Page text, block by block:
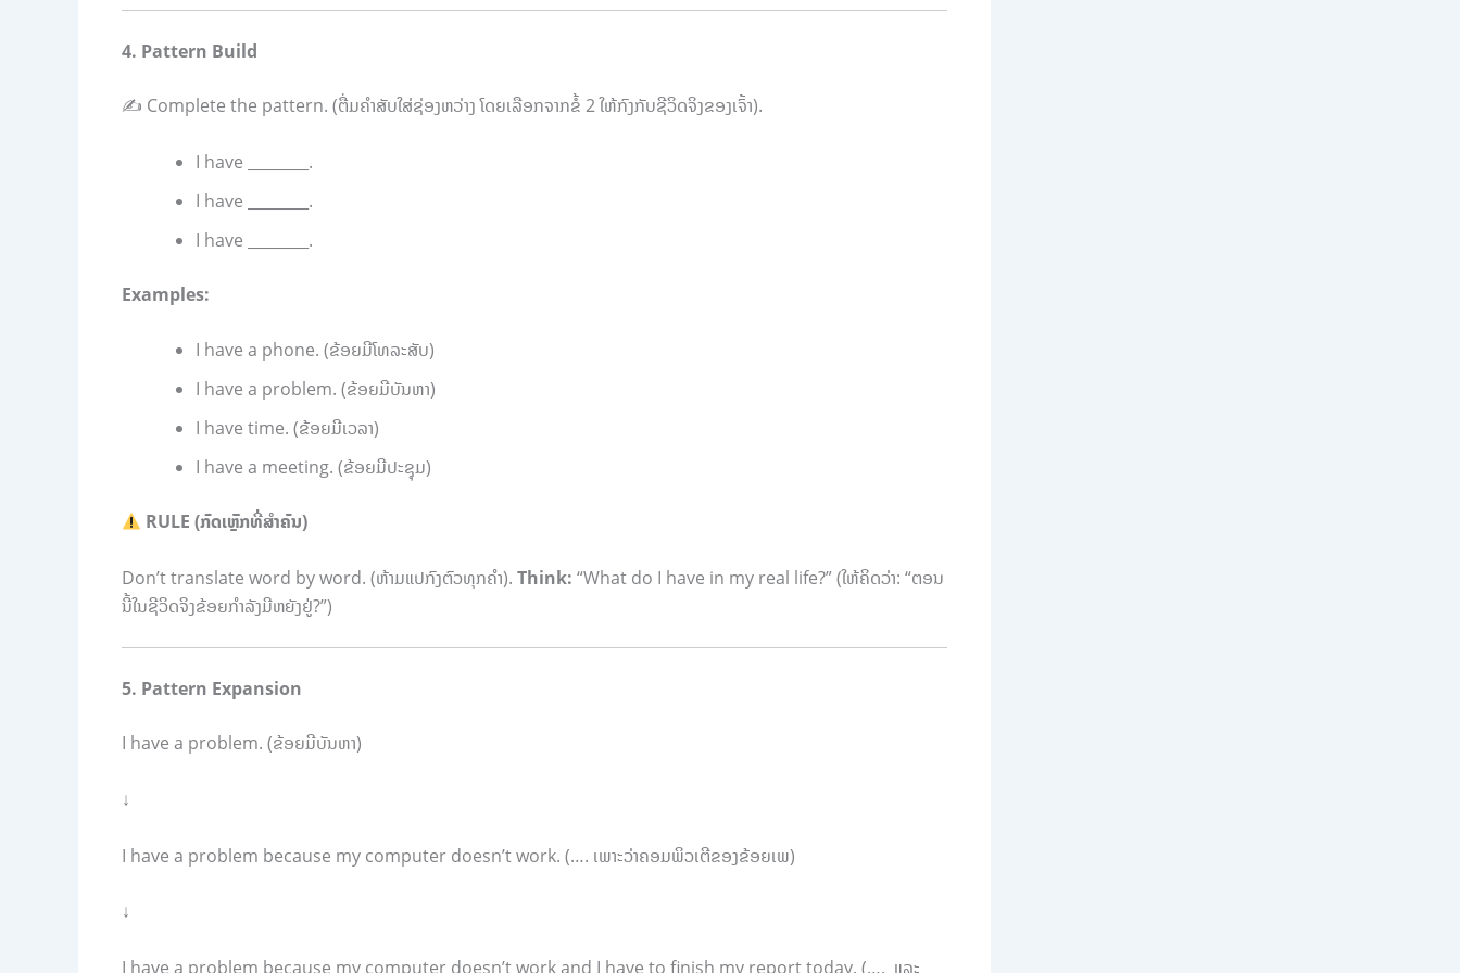
4. Pattern Build
✍️ Complete the pattern. (ຕື່ມຄຳສັບໃສ່ຊ່ອງຫວ່າງ ໂດຍເລືອກຈາກຂໍ້ 2 ໃຫ້ກົງກັບຊີວິດຈິງຂອງເຈົ້າ).
I have ________.
I have ________.
I have ________.
Examples:
I have a phone. (ຂ້ອຍມີໂທລະສັບ)
I have a problem. (ຂ້ອຍມີບັນຫາ)
I have time. (ຂ້ອຍມີເວລາ)
I have a meeting. (ຂ້ອຍມີປະຊຸມ)
RULE (ກົດເຫຼັກທີ່ສຳຄັນ)
Don’t translate word by word. (ຫ້າມແປກົງຕົວທຸກຄຳ). Think: “What do I have in my real life?” (ໃຫ້ຄິດວ່າ: “ຕອນ
ນີ້ໃນຊີວິດຈິງຂ້ອຍກຳລັງມີຫຍັງຢູ່?”)
5. Pattern Expansion
I have a problem. (ຂ້ອຍມີບັນຫາ)
↓
I have a problem because my computer doesn’t work. (…. ເພາະວ່າຄອມພິວເຕີຂອງຂ້ອຍເພ)
↓
I have a problem because my computer doesn’t work and I have to finish my report today. (…. ແລະ